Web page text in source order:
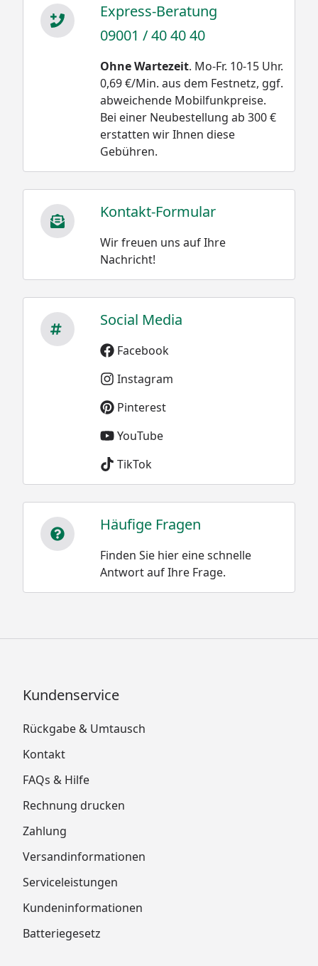
Express-Beratung
09001 / 40 40 40
Ohne Wartezeit. Mo-Fr. 10-15 Uhr.
0,69 €/Min. aus dem Festnetz, ggf.
abweichende Mobilfunkpreise.
Bei einer Neubestellung ab 300 €
erstatten wir Ihnen diese
Gebühren.
Kontakt-Formular
Wir freuen uns auf Ihre
Nachricht!
Social Media
Facebook
Instagram
Pinterest
YouTube
TikTok
Häufige Fragen
Finden Sie hier eine schnelle
Antwort auf Ihre Frage.
Kundenservice
Rückgabe & Umtausch
Kontakt
FAQs & Hilfe
Rechnung drucken
Zahlung
Versandinformationen
Serviceleistungen
Kundeninformationen
Batteriegesetz